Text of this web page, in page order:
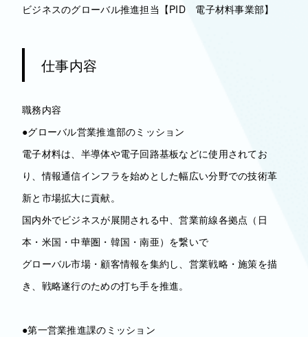
ビジネスのグローバル推進担当【PID 電子材料事業部】
仕事内容
職務内容
●グローバル営業推進部のミッション
電子材料は、半導体や電子回路基板などに使用されてお
り、情報通信インフラを始めとした幅広い分野での技術革
新と市場拡大に貢献。
国内外でビジネスが展開される中、営業前線各拠点（日
本・米国・中華圏・韓国・南亜）を繋いで
グローバル市場・顧客情報を集約し、営業戦略・施策を描
き、戦略遂行のための打ち手を推進。
●第一営業推進課のミッション